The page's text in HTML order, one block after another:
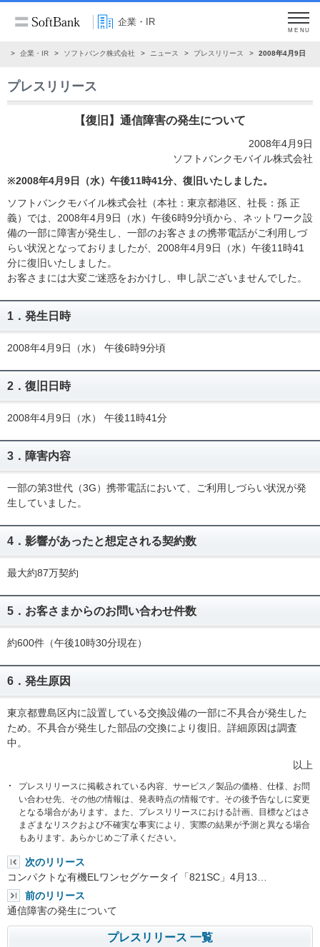
企業・IR
MENU
企業・IR ソフトバンク株式会社 ニュース プレスリリース 2008年4月9日
プレスリリース
【復旧】通信障害の発生について
2008年4月9日
ソフトバンクモバイル株式会社
※2008年4月9日（水）午後11時41分、復旧いたしました。
ソフトバンクモバイル株式会社（本社：東京都港区、社長：孫 正
義）では、2008年4月9日（水）午後6時9分頃から、ネットワーク設
備の一部に障害が発生し、一部のお客さまの携帯電話がご利用しづ
らい状況となっておりましたが、2008年4月9日（水）午後11時41
分に復旧いたしました。
お客さまには大変ご迷惑をおかけし、申し訳ございませんでした。
1．発生日時
2008年4月9日（水） 午後6時9分頃
2．復旧日時
2008年4月9日（水） 午後11時41分
3．障害内容
一部の第3世代（3G）携帯電話において、ご利用しづらい状況が発
生していました。
4．影響があったと想定される契約数
最大約87万契約
5．お客さまからのお問い合わせ件数
約600件（午後10時30分現在）
6．発生原因
東京都豊島区内に設置している交換設備の一部に不具合が発生した
ため。不具合が発生した部品の交換により復旧。詳細原因は調査
中。
以上
プレスリリースに掲載されている内容、サービス／製品の価格、仕様、お問
い合わせ先、その他の情報は、発表時点の情報です。その後予告なしに変更
となる場合があります。また、プレスリリースにおける計画、目標などはさ
まざまなリスクおよび不確実な事実により、実際の結果が予測と異なる場合
もあります。あらかじめご了承ください。
次のリリース
コンパクトな有機ELワンセグケータイ「821SC」4月13…
前のリリース
通信障害の発生について
プレスリリース 一覧